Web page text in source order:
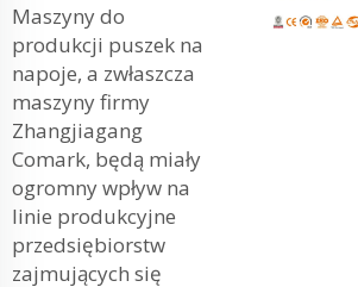
Maszyny do
produkcji puszek na
napoje, a zwłaszcza
maszyny firmy
Zhangjiagang
Comark, będą miały
ogromny wpływ na
linie produkcyjne
przedsiębiorstw
zajmujących się